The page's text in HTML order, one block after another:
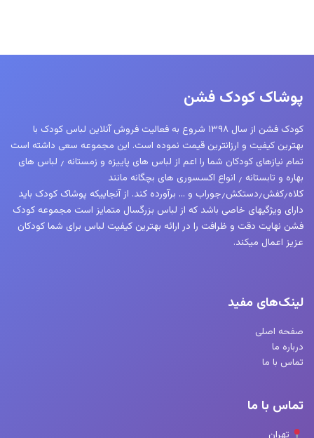
پوشاک کودک فشن
کودک فشن از سال ۱۳۹۸ شروع به فعالیت فروش آنلاین لباس کودک با
بهترین کیفیت و ارزانترین قیمت نموده است. این مجموعه سعی داشته است
تمام نیازهای کودکان شما را اعم از لباس های پاییزه و زمستانه ٫ لباس های
بهاره و تابستانه ٫ انواع اکسسوری های بچگانه مانند
کلاه٫کفش٫دستکش٫جوراب و … برآورده کند. از آنجاییکه پوشاک کودک باید
دارای ویژگیهای خاصی باشد که از لباس بزرگسال متمایز است مجموعه کودک
فشن نهایت دقت و ظرافت را در ارائه بهترین کیفیت لباس برای شما کودکان
عزیز اعمال میکند.
لینک‌های مفید
صفحه اصلی
درباره ما
تماس با ما
تماس با ما
تهران